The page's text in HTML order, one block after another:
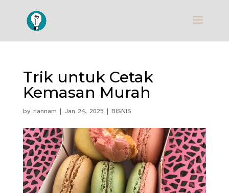
Trik untuk Cetak
Kemasan Murah
by riannam | Jan 24, 2025 | BISNIS